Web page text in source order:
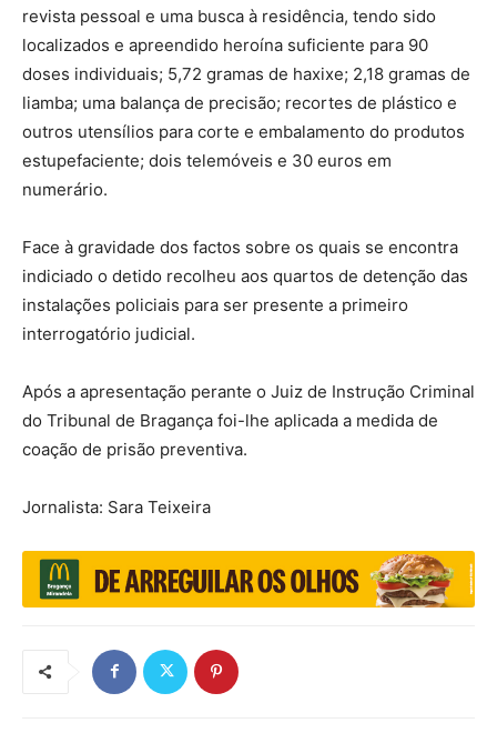
revista pessoal e uma busca à residência, tendo sido
localizados e apreendido heroína suficiente para 90
doses individuais; 5,72 gramas de haxixe; 2,18 gramas de
liamba; uma balança de precisão; recortes de plástico e
outros utensílios para corte e embalamento do produtos
estupefaciente; dois telemóveis e 30 euros em
numerário.
Face à gravidade dos factos sobre os quais se encontra
indiciado o detido recolheu aos quartos de detenção das
instalações policiais para ser presente a primeiro
interrogatório judicial.
Após a apresentação perante o Juiz de Instrução Criminal
do Tribunal de Bragança foi-lhe aplicada a medida de
coação de prisão preventiva.
Jornalista: Sara Teixeira